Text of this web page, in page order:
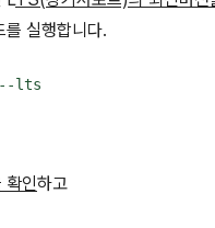
를 실행합니다.
--lts
확인하고